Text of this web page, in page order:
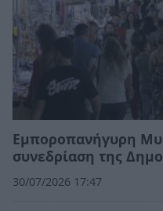
Εμποροπανήγυρη
συνεδρίαση της
30/07/2026 17:47